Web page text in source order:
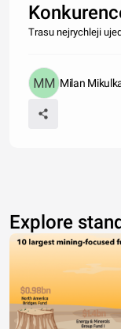
Trasu nejrychleji
Milan
Explore